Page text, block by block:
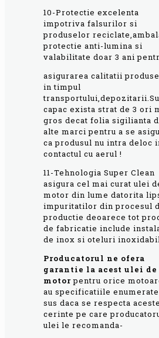
10-Protectie excelenta
impotriva falsurilor si
produselor
protectie anti-lumina si
valabilitate doar 3 ani
asigurarea calitatii
in timpul
capac exista strat de 3 ori
gros decat folia sigilianta
alte marci pentru a se
ca produsul nu intra deloc
contactul cu aerul !
11-Tehnologia Super Clean
asigura cel mai curat ulei
motor din lume datorita
impuritatilor din procesul
productie deoarece tot
de fabricatie include
de inox si oteluri
Producatorul ne ofera
garantie la acest ulei de
motorpentru orice
au specificatiile
sus daca se respecta aceste
cerinte pe care
ulei le recomanda-